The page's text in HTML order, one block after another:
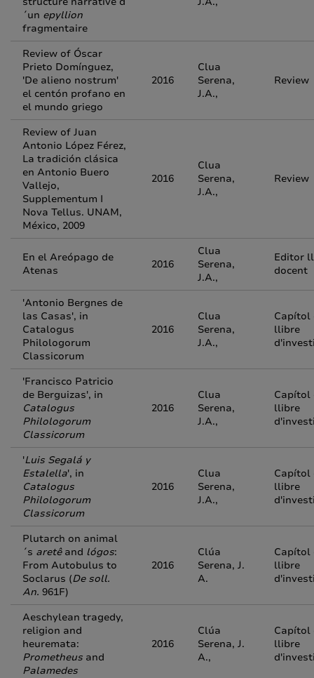
´un epyllion
fragmentaire
Review of Óscar
Prieto Domínguez,
'De alieno nostrum'
el centón profano en
el mundo griego
2016
Clua
Serena,
J.A.,
Review
Review of Juan
Antonio López Férez,
La tradición clásica
en Antonio Buero
Vallejo,
Supplementum I
Nova Tellus. UNAM,
México, 2009
2016
Clua
Serena,
J.A.,
Review
En el Areópago de
Atenas
2016
Clua
Serena,
J.A.,
Editor
docent
'Antonio Bergnes de
las Casas', in
Catalogus
Philologorum
Classicorum
2016
Clua
Serena,
J.A.,
Capítol
llibre
'Francisco Patricio
de Berguizas', in
Catalogus
Philologorum
Classicorum
2016
Clua
Serena,
J.A.,
Capítol
llibre
'Luis Segalá y
Estalella', in
Catalogus
Philologorum
Classicorum
2016
Clua
Serena,
J.A.,
Capítol
llibre
Plutarch on animal
´s aretêand lógos:
From Autobulus to
Soclarus (De soll.
An. 961F)
2016
Clúa
Serena, J.
A.
Capítol
llibre
Aeschylean tragedy,
religion and
heuremata:
Prometheus and
Palamedes
2016
Clúa
Serena, J.
A.,
Capítol
llibre